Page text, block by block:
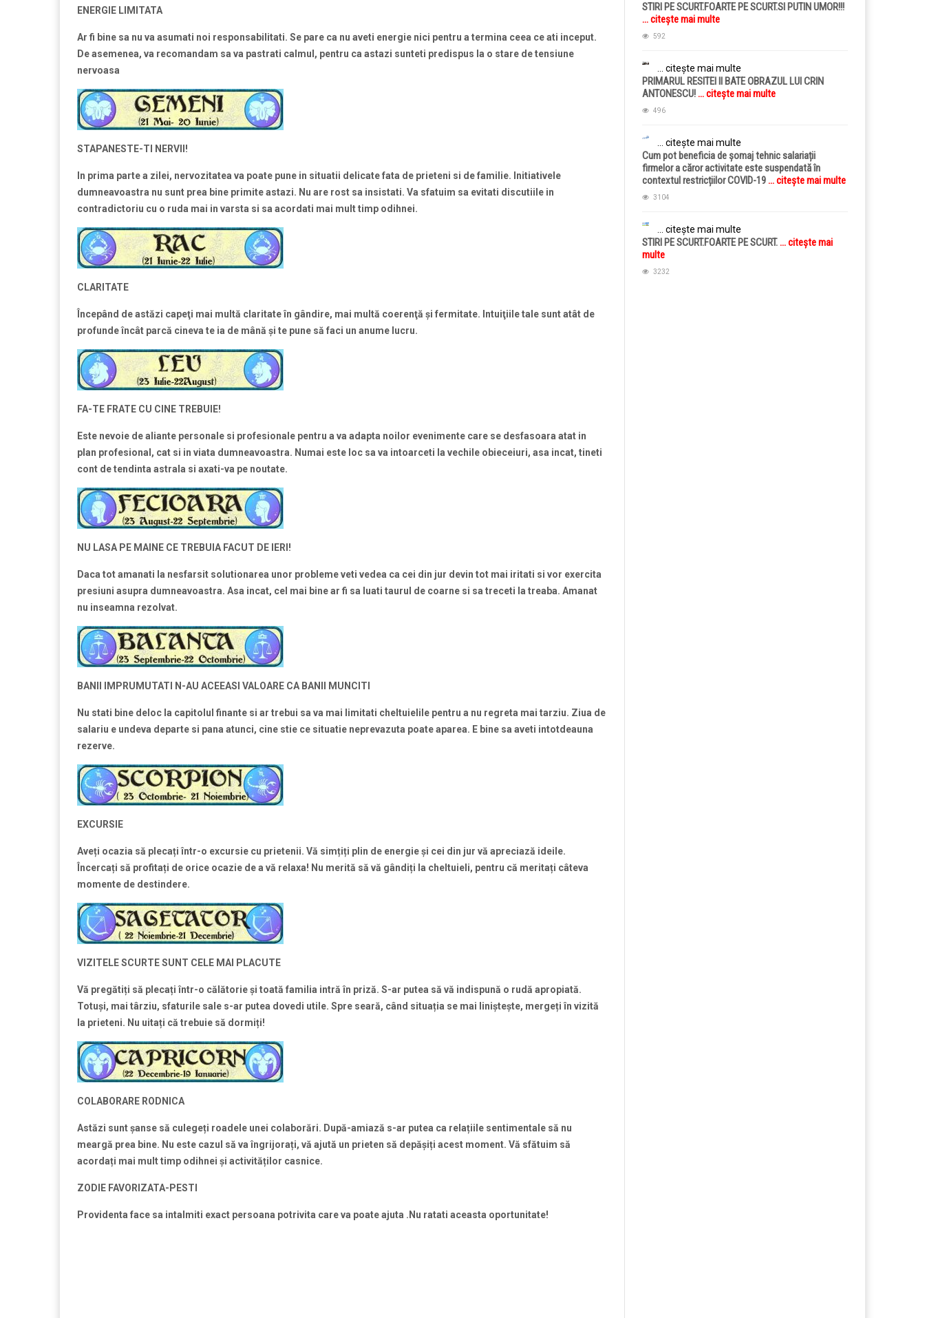
ENERGIE LIMITATA
Ar fi bine sa nu va asumati noi responsabilitati. Se pare ca nu aveti energie nici pentru a termina ceea ce ati inceput.
De asemenea, va recomandam sa va pastrati calmul, pentru ca astazi sunteti predispus la o stare de tensiune
nervoasa
STAPANESTE-TI NERVII!
In prima parte a zilei, nervozitatea va poate pune in situatii delicate fata de prieteni si de familie. Initiativele
dumneavoastra nu sunt prea bine primite astazi. Nu are rost sa insistati. Va sfatuim sa evitati discutiile in
contradictoriu cu o ruda mai in varsta si sa acordati mai mult timp odihnei.
CLARITATE
Începând de astăzi capeţi mai multă claritate în gândire, mai multă coerenţă şi fermitate. Intuiţiile tale sunt atât de
profunde încât parcă cineva te ia de mână şi te pune să faci un anume lucru.
FA-TE FRATE CU CINE TREBUIE!
Este nevoie de aliante personale si profesionale pentru a va adapta noilor evenimente care se desfasoara atat in
plan profesional, cat si in viata dumneavoastra. Numai este loc sa va intoarceti la vechile obieceiuri, asa incat, tineti
cont de tendinta astrala si axati-va pe noutate.
NU LASA PE MAINE CE TREBUIA FACUT DE IERI!
Daca tot amanati la nesfarsit solutionarea unor probleme veti vedea ca cei din jur devin tot mai iritati si vor exercita
presiuni asupra dumneavoastra. Asa incat, cel mai bine ar fi sa luati taurul de coarne si sa treceti la treaba. Amanat
nu inseamna rezolvat.
BANII IMPRUMUTATI N-AU ACEEASI VALOARE CA BANII MUNCITI
Nu stati bine deloc la capitolul finante si ar trebui sa va mai limitati cheltuielile pentru a nu regreta mai tarziu. Ziua de
salariu e undeva departe si pana atunci, cine stie ce situatie neprevazuta poate aparea. E bine sa aveti intotdeauna
rezerve.
EXCURSIE
Aveți ocazia să plecați într-o excursie cu prietenii. Vă simțiți plin de energieși cei din jur vă apreciază ideile.
Încercați să profitați de orice ocazie de a vă relaxa! Nu merită să vă gândiți la cheltuieli, pentru că meritați câteva
momente de destindere.
VIZITELE SCURTE SUNT CELE MAI PLACUTE
Vă pregătiți să plecați într-o călătorieși toată familia intră în priză. S-ar putea să vă indispună o rudă apropiată.
Totuși, mai târziu, sfaturile sale s-ar putea dovedi utile. Spre seară, când situația se mai liniștește, mergeți în vizită
la prieteni. Nu uitați că trebuie să dormiți!
COLABORARE RODNICA
Astăzi suntșanse să culegeți roadele unei colaborări. După-amiază s-ar putea ca relațiile sentimentale să nu
meargă prea bine. Nu este cazul să va îngrijorați, vă ajută un prieten să depășiți acest moment. Vă sfătuim să
acordați mai mult timp odihnei și activităților casnice.
ZODIE FAVORIZATA-PESTI
Providenta face sa intalmiti exact persoana potrivita care va poate ajuta .Nu ratati aceasta oportunitate!
STIRI PE SCURT.FOARTE PE SCURT.SI PUTIN UMOR!!!
... citește mai multe
592
... citește mai multe
PRIMARUL RESITEI II BATE OBRAZUL LUI CRIN
ANTONESCU!... citește mai multe
496
... citește mai multe
Cum pot beneficia de șomaj tehnic salariații
firmelor a căror activitate este suspendată în
contextul restricțiilor COVID-19... citește mai multe
3104
... citește mai multe
STIRI PE SCURT.FOARTE PE SCURT.... citește mai
multe
3232